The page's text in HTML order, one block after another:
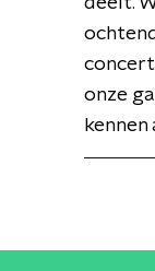
onze
kennen